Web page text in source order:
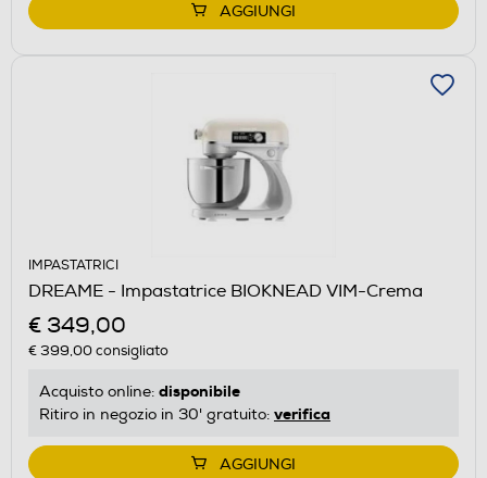
AGGIUNGI
IMPASTATRICI
DREAME - Impastatrice BIOKNEAD VIM-Crema
€ 349,00
€ 399,00consigliato
Acquisto online: disponibile
Ritiro in negozio in 30' gratuito: verifica
AGGIUNGI